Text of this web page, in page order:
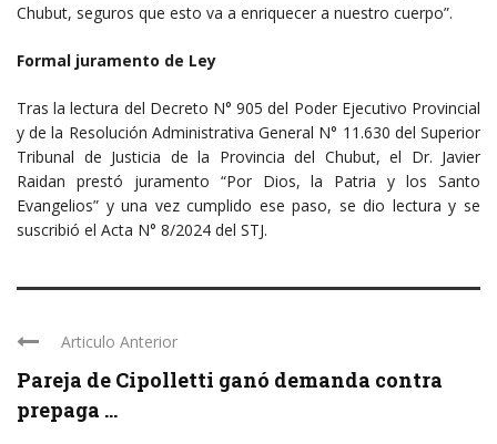
Chubut, seguros que esto va a enriquecer a nuestro cuerpo”.
Formal juramento de Ley
Tras la lectura del Decreto N° 905 del Poder Ejecutivo Provincial
y de la Resolución Administrativa General N° 11.630 del Superior
Tribunal de Justicia de la Provincia del Chubut, el Dr. Javier
Raidan prestó juramento “Por Dios, la Patria y los Santo
Evangelios” y una vez cumplido ese paso, se dio lectura y se
suscribió el Acta N° 8/2024 del STJ.
Articulo Anterior
Pareja de Cipolletti ganó demanda contra
prepaga ...